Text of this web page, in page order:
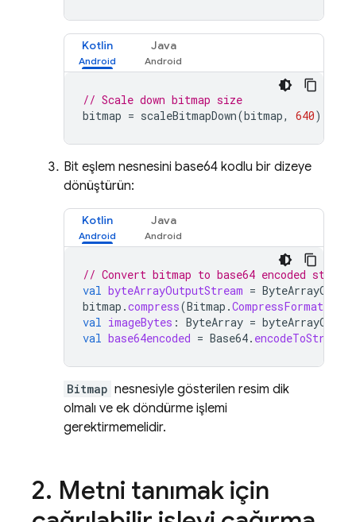
Kotlin Java
// Scale down bitmap size
bitmap = scaleBitmapDown(bitmap, 640)
Bit eşlem nesnesini base64 kodlu bir dizeye
dönüştürün:
Kotlin Java
// Convert bitmap to base64 encoded string
val byteArrayOutputStream =
bitmap .compress(Bitmap .CompressFormat
val imageBytes : ByteArray =
val base64encoded = Base64. encodeToString
Bitmap nesnesiyle gösterilen resim dik
olmalı ve ek döndürme işlemi
gerektirmemelidir.
2. Metni tanımak için